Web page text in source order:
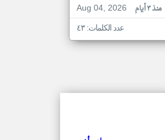
Aug 04, 2026
منذ ٣ أيام
عدد الكلمات: ٤٣